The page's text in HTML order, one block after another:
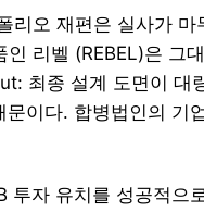
리오 재편은 실사가
리벨 (REBEL)은 그
최종 설계 도면이 대
이다. 합병법인의 기
투자 유치를 성공적으